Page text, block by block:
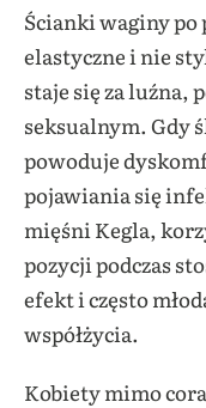
Ścianki waginy po
elastyczne i nie
staje się za luźna,
seksualnym. Gdy
powoduje
pojawiania się
mięśni Kegla,
pozycji podczas
efekt i często
współżycia.
Kobiety mimo